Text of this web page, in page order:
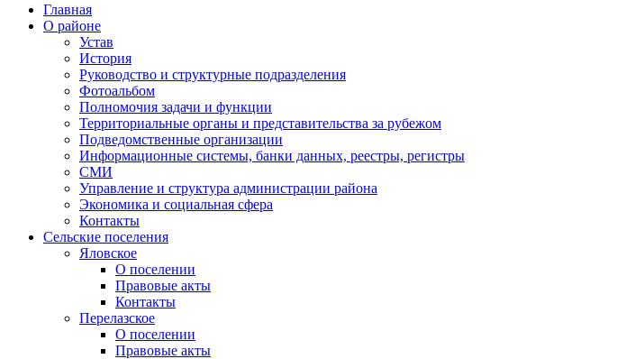
Главная
О районе
Устав
История
Руководство и структурные подразделения
Фотоальбом
Полномочия задачи и функции
Территориальные органы и представительства за рубежом
Подведомственные организации
Информационные системы, банки данных, реестры, регистры
СМИ
Управление и структура администрации района
Экономика и социальная сфера
Контакты
Сельские поселения
Яловское
О поселении
Правовые акты
Контакты
Перелазское
О поселении
Правовые акты